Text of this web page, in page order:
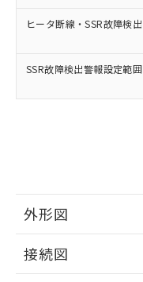
ヒータ断線・SSR故障検出
SSR故障検出警報設定範囲
外形図
接続図